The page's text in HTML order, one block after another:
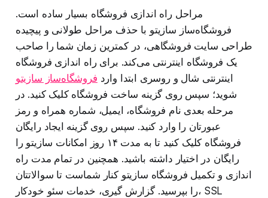
مراحل راه اندازی فروشگاه بسیار ساده است.
فروشگاه‌ساز سازیتو با حذف مراحل طولانی و پیچیده
طراحی سایت فروشگاهی، در کمترین زمان شما را صاحب
یک فروشگاه اینترنتی می‌کند. برای راه اندازی فروشگاه
اینترنتی شال و روسری ابتدا وارد فروشگاه‌ساز سازیتو
شوید؛ سپس روی گزینه ساخت فروشگاه کلیک کنید. در
مرحله بعدی نام فروشگاه، ایمیل، شماره همراه و رمز
عبورتان را وارد کنید. سپس روی گزینه ایجاد رایگان
فروشگاه کلیک کنید تا به مدت ۱۴ روز امکانات سازیتو را
رایگان در اختیار داشته باشید. همچنین در تمام مدت راه
اندازی و تکمیل فروشگاه سازیتو کنار شماست تا سوالاتتان
را بپرسید. گزارش گیری، خدمات سئو خودکار، SSL